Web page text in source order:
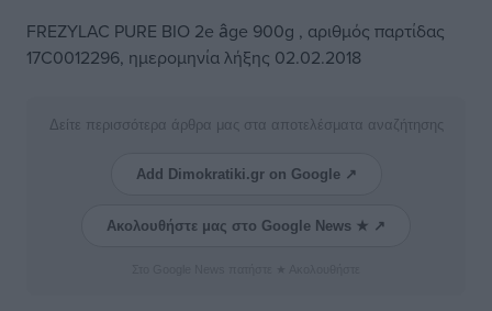
FREZYLAC PURE BIO 2e âge 900g , αριθμός παρτίδας
17C0012296, ημερομηνία λήξης 02.02.2018
Δείτε περισσότερα άρθρα μας στα αποτελέσματα αναζήτησης
Add Dimokratiki.gr on Google ↗
Ακολουθήστε μας στο Google News ★ ↗